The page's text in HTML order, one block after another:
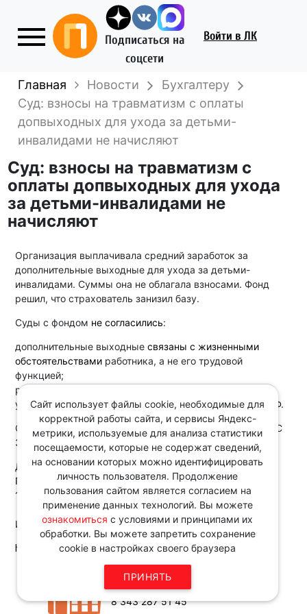
Подписаться на
соцсети
Войти в ЛК
Главная Новости
Бухгалтеру
Суд: взносы на травматизм с оплаты
допвыходных для ухода за детьми-
инвалидами не начисляют
Суд: взносы на травматизм с
оплаты допвыходных для ухода
за детьми-инвалидами не
начисляют
Организация выплачивала средний заработок за
дополнительные выходные для ухода за детьми-
инвалидами. Суммы она не облагала взносами. Фонд
решил, что страхователь занизил базу.
Суды с фондом не согласились:
дополнительные выходные связаны с жизненными
обстоятельствамиработника, а не его трудовой
функцией;
работодатель платит не за труд и не обеспечивает
условия труда, а выполняет соцобязательства поТК РФ.
Отметим, к сходным выводам суды уже приходили (АС
Западно-Сибирского
и Московского
Документ:
Постановление 13-го ААС от 02.06.2025 по делу N А26-
194/2025
Источник:
http://www.consultant.ru/
Сайт использует файлы cookie, необходимые для
корректной работы сайта, и сервисы Яндекс-
метрики, используемые для анализа статистики
посещаемости, которые не содержат сведений,
на основании которых можно идентифицировать
личность пользователя. Продолжение
пользования сайтом является согласием на
применение данных технологий. Вы можете
ознакомиться с условиями и принципами их
обработки. Вы можете запретить сохранение
cookie в настройках своего браузера
ПРИНЯТЬ
Звоните по телефону в рабочие
дни с 9:00 до 18:00
8 343 287 51 45